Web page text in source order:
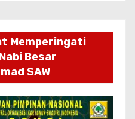
Memperingati
Besar
SAW